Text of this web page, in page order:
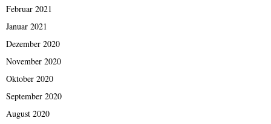
Februar 2021
Januar 2021
Dezember 2020
November 2020
Oktober 2020
September 2020
August 2020